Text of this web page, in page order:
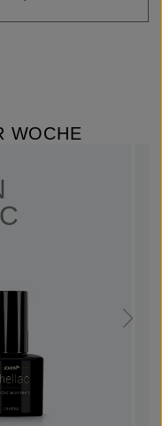
WOCHE